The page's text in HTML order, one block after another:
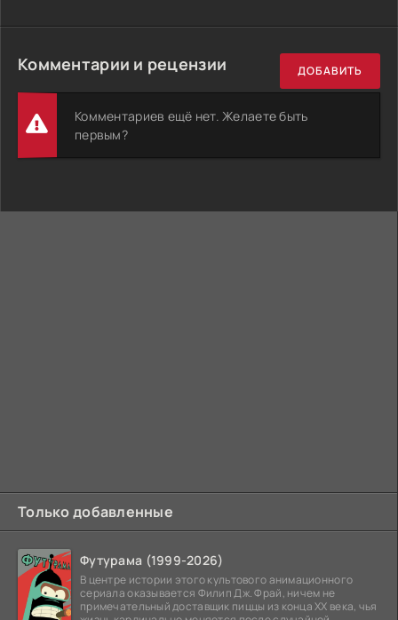
Комментарии и рецензии ДОБАВИТЬ
Комментариев ещё нет. Желаете быть
первым?
Только добавленные
Футурама (1999-2026)
В центре истории этого культового анимационного
сериала оказывается Филип Дж. Фрай, ничем не
примечательный доставщик пиццы из конца XX века, чья